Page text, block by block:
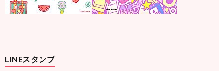
LINEスタンプ